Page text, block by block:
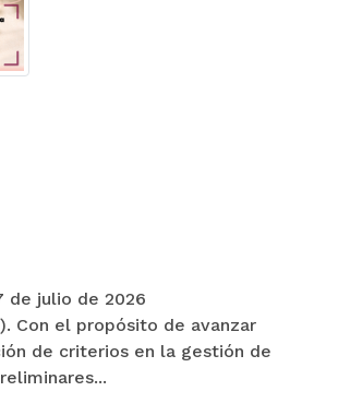
de julio de 2026
Con el propósito de avanzar
de criterios en la gestión de